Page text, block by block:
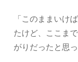
「このままいけ
たけど、ここま
がりだったと思っ